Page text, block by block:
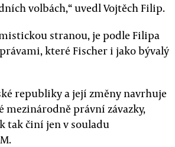
volbách,“ uvedl Vojtěch Filip.
stranou, je podle Filipa
které Fischer i jako bývalý
republiky a její změny navrhuje
právní závazky,
tak činí jen v souladu